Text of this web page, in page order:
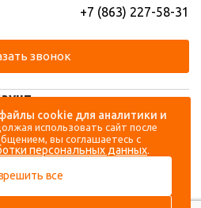
+7 (863) 227-58-31
звонок
cookie для аналитики и
использовать сайт после
вы соглашаетесь с
персональных данных.
все